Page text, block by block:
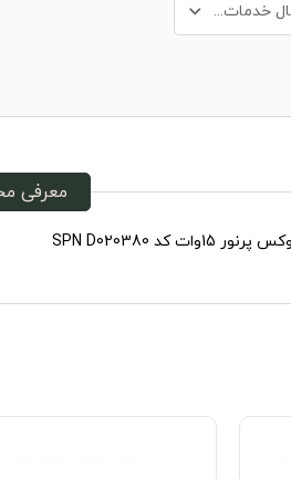
3سال ضمانت + 10 سال خدمات پس از فروش
معرفی